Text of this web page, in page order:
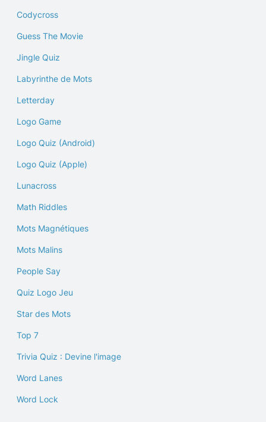
Codycross
Guess The Movie
Jingle Quiz
Labyrinthe de Mots
Letterday
Logo Game
Logo Quiz (Android)
Logo Quiz (Apple)
Lunacross
Math Riddles
Mots Magnétiques
Mots Malins
People Say
Quiz Logo Jeu
Star des Mots
Top 7
Trivia Quiz : Devine l'image
Word Lanes
Word Lock